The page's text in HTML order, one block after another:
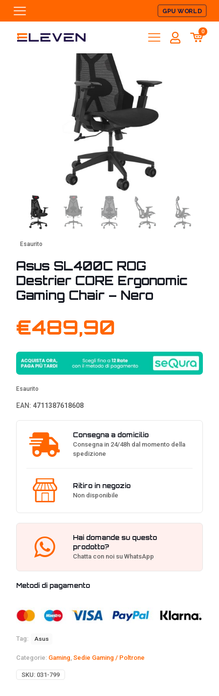
GPU WORLD
0
Esaurito
Asus SL400C ROG
Destrier CORE Ergonomic
Gaming Chair – Nero
€489,90
Esaurito
EAN: 4711387618608
Consegna a domicilio
Consegna in 24/48h dal momento della
spedizione
Ritiro in negozio
Non disponibile
Hai domande su questo
prodotto?
Chatta con noi su WhatsApp
Metodi di pagamento
Tag: Asus
Categorie: Gaming Sedie Gaming / Poltrone
SKU: 031-799